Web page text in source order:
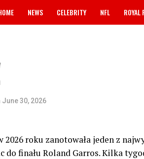
NEWS CELEBRITY NFL ROYAL
June 30, 2026
2026 roku zanotowała jeden z
do finału Roland Garros. Kilka